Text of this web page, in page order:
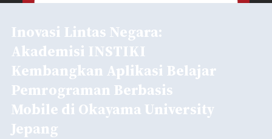
Inovasi Lintas Negara:
Akademisi INSTIKI
Kembangkan Aplikasi Belajar
Pemrograman Berbasis
Mobile di Okayama University
Jepang